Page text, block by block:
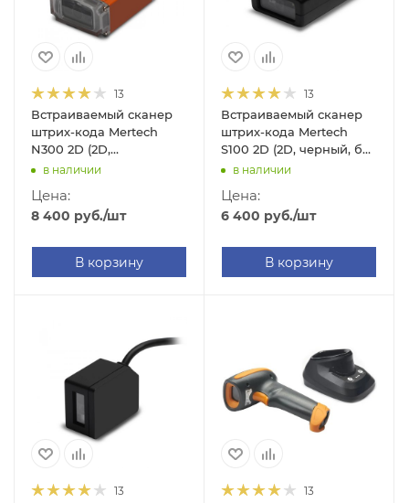
13
Встраиваемый сканер
штрих-кода Mertech
N300 2D (2D,
оранжевый, без
кабель)
в наличии
Цена:
8 400 руб./шт
В корзину
13
Встраиваемый сканер
штрих-кода Mertech
S100 2D (2D, черный, без
подставки Cradle, 2.05м
в наличии
Цена:
6 400 руб./шт
В корзину
13 13